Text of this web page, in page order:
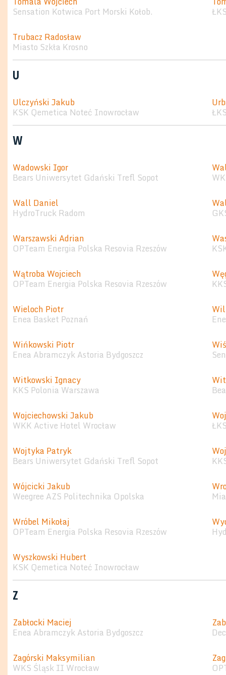
Sensation Kotwica Port Morski Kołob.
Trubacz Radosław
Miasto Szkła Krosno
U
Ulczyński Jakub
KSK Qemetica Noteć Inowrocław
W
Wadowski Igor
Bears Uniwersytet Gdański Trefl Sopot
Wall Daniel
HydroTruck Radom
Warszawski Adrian
OPTeam Energia Polska Resovia Rzeszów
Wątroba Wojciech
OPTeam Energia Polska Resovia Rzeszów
Wieloch Piotr
Enea Basket Poznań
Wińkowski Piotr
Enea Abramczyk Astoria Bydgoszcz
Witkowski Ignacy
KKS Polonia Warszawa
Wojciechowski Jakub
WKK Active Hotel Wrocław
Wojtyka Patryk
Bears Uniwersytet Gdański Trefl Sopot
Wójcicki Jakub
Weegree AZS Politechnika Opolska
Wróbel Mikołaj
OPTeam Energia Polska Resovia Rzeszów
Wyszkowski Hubert
KSK Qemetica Noteć Inowrocław
Z
Zabłocki Maciej
Enea Abramczyk Astoria Bydgoszcz
Zagórski Maksymilian
WKS Śląsk II Wrocław